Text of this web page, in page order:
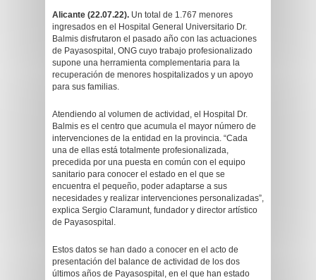
Alicante (22.07.22). Un total de 1.767 menores
ingresados en el Hospital General Universitario Dr.
Balmis disfrutaron el pasado año con las actuaciones
de Payasospital, ONG cuyo trabajo profesionalizado
supone una herramienta complementaria para la
recuperación de menores hospitalizados y un apoyo
para sus familias.
Atendiendo al volumen de actividad, el Hospital Dr.
Balmis es el centro que acumula el mayor número de
intervenciones de la entidad en la provincia. “Cada
una de ellas está totalmente profesionalizada,
precedida por una puesta en común con el equipo
sanitario para conocer el estado en el que se
encuentra el pequeño, poder adaptarse a sus
necesidades y realizar intervenciones personalizadas”,
explica Sergio Claramunt, fundador y director artístico
de Payasospital.
Estos datos se han dado a conocer en el acto de
presentación del balance de actividad de los dos
últimos años de Payasospital, en el que han estado